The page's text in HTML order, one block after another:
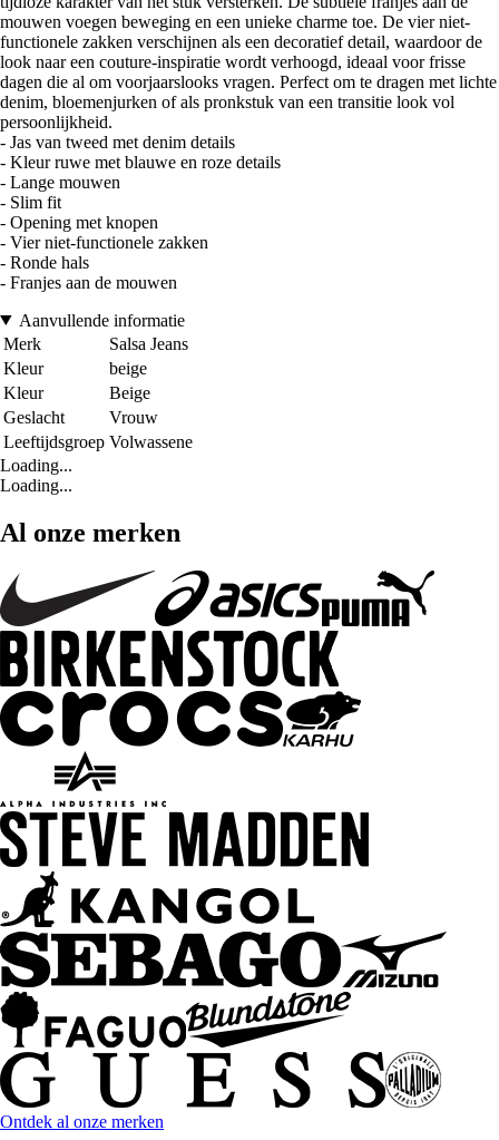
mouwen voegen beweging en een unieke charme toe. De vier niet-
functionele zakken verschijnen als een decoratief detail, waardoor de
look naar een couture-inspiratie wordt verhoogd, ideaal voor frisse
dagen die al om voorjaarslooks vragen. Perfect om te dragen met lichte
denim, bloemenjurken of als pronkstuk van een transitie look vol
persoonlijkheid.
- Jas van tweed met denim details
- Kleur ruwe met blauwe en roze details
- Lange mouwen
- Slim fit
- Opening met knopen
- Vier niet-functionele zakken
- Ronde hals
- Franjes aan de mouwen
Aanvullende informatie
Merk
Salsa Jeans
Kleur
beige
Kleur
Beige
Geslacht
Vrouw
Leeftijdsgroep Volwassene
Loading...
Loading...
Al onze merken
Ontdek al onze merken